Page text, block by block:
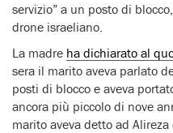
servizio” a un posto di
drone israeliano.
La madre ha dichiarato al
sera il marito aveva parlato
posti di blocco e aveva
ancora più piccolo di nove
marito aveva detto ad